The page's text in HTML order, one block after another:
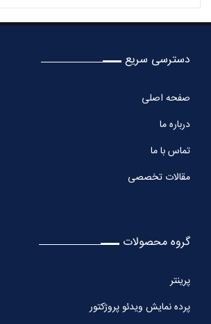
دسترسی سریع
صفحه اصلی
درباره ما
تماس با ما
مقالات تخصصی
گروه محصولات
پرینتر
پرده نمایش ویدئو پروژکتور